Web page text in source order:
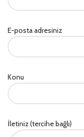
E-posta adresiniz
Konu
İletiniz (tercihe bağlı)